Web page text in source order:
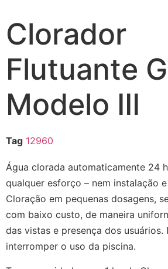
Clorador
Flutuante
Modelo III
Tag 12960
Água clorada automaticamente 24
qualquer esforço – nem instalação
Cloração em pequenas dosagens,
com baixo custo, de maneira
das vistas e presença dos usuários.
interromper o uso da piscina.